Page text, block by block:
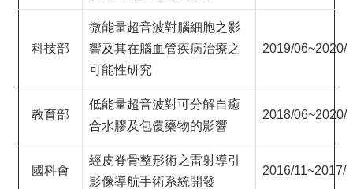
科技部
微能量超音波對腦細胞之影
響及其在腦血管疾病治療之
可能性研究
2019/06~2020/
教育部
低能量超音波對可分解自癒
合水膠及包覆藥物的影響
2018/06~2020/
國科會
經皮脊骨整形術之雷射導引
影像導航手術系統開發
2016/11~2017/